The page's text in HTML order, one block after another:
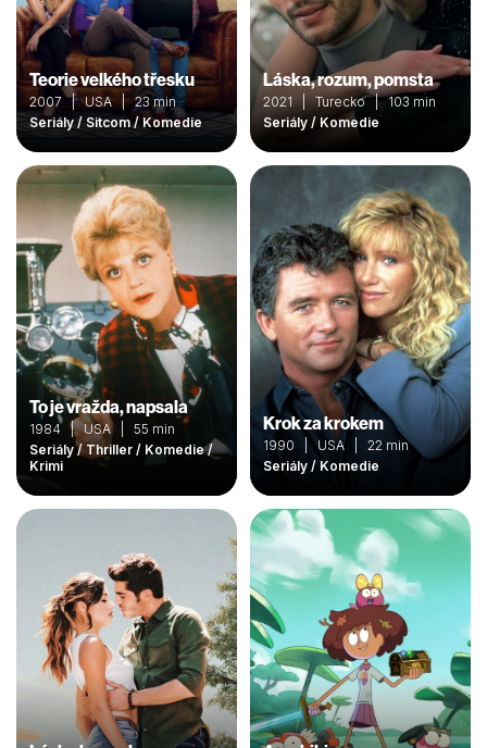
Teorie velkého třesku
2007 | USA | 23 min
Seriály / Sitcom / Komedie
Láska, rozum, pomsta
2021 | Turecko | 103 min
Seriály / Komedie
To je vražda, napsala
1984 | USA | 55 min
Seriály / Thriller / Komedie /
Krimi
Krok za krokem
1990 | USA | 22 min
Seriály / Komedie